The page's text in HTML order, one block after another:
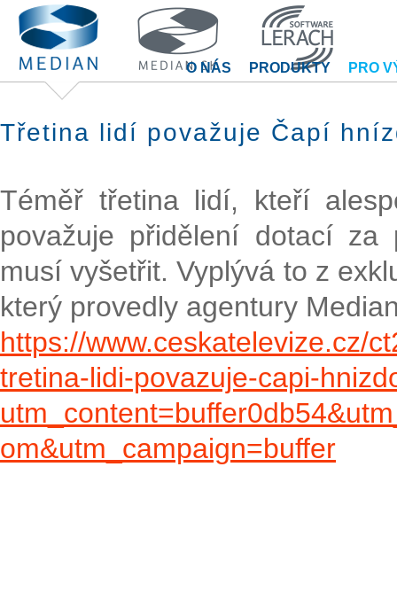
O NÁS PRODUKTY PRO
Třetina lidí považuje Čapí
Téměř třetina lidí, kteří
považuje přidělení dotací
musí vyšetřit. Vyplývá to z
který provedly agentury
https://www.ceskatelevize.cz/
tretina-lidi-povazuje-capi-
om&utm_campaign=buffer